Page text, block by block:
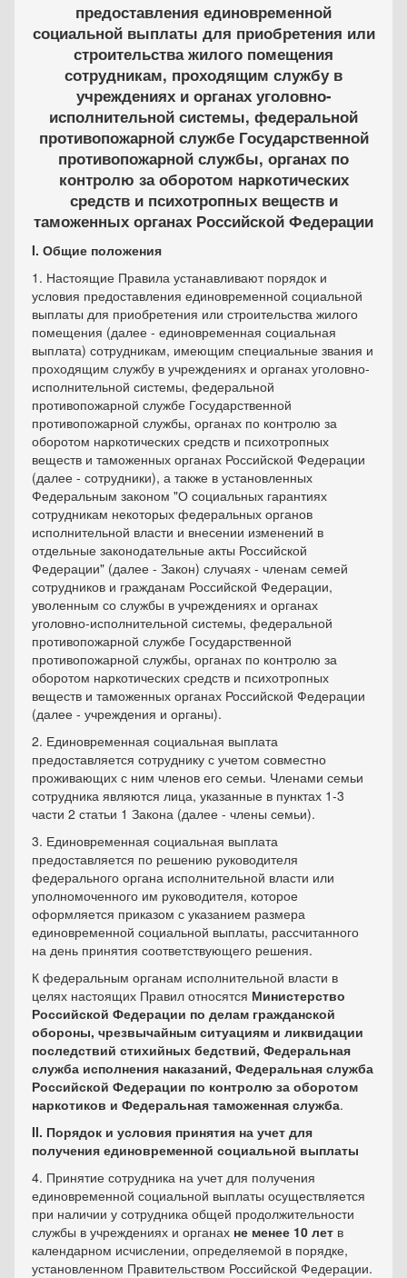
предоставления единовременной
социальной выплаты для приобретения или
строительства жилого помещения
сотрудникам, проходящим службу в
учреждениях и органах уголовно-
исполнительной системы, федеральной
противопожарной службе Государственной
противопожарной службы, органах по
контролю за оборотом наркотических
средств и психотропных веществ и
таможенных органах Российской Федерации
I. Общие положения
1. Настоящие Правила устанавливают порядок и
условия предоставления единовременной социальной
выплаты для приобретения или строительства жилого
помещения (далее - единовременная социальная
выплата) сотрудникам, имеющим специальные звания и
проходящим службу в учреждениях и органах уголовно-
исполнительной системы, федеральной
противопожарной службе Государственной
противопожарной службы, органах по контролю за
оборотом наркотических средств и психотропных
веществ и таможенных органах Российской Федерации
(далее - сотрудники), а также в установленных
Федеральным законом "О социальных гарантиях
сотрудникам некоторых федеральных органов
исполнительной власти и внесении изменений в
отдельные законодательные акты Российской
Федерации" (далее - Закон) случаях - членам семей
сотрудников и гражданам Российской Федерации,
уволенным со службы в учреждениях и органах
уголовно-исполнительной системы, федеральной
противопожарной службе Государственной
противопожарной службы, органах по контролю за
оборотом наркотических средств и психотропных
веществ и таможенных органах Российской Федерации
(далее - учреждения и органы).
2. Единовременная социальная выплата
предоставляется сотруднику с учетом совместно
проживающих с ним членов его семьи. Членами семьи
сотрудника являются лица, указанные в пунктах 1-3
части 2 статьи 1 Закона (далее - члены семьи).
3. Единовременная социальная выплата
предоставляется по решению руководителя
федерального органа исполнительной власти или
уполномоченного им руководителя, которое
оформляется приказом с указанием размера
единовременной социальной выплаты, рассчитанного
на день принятия соответствующего решения.
К федеральным органам исполнительной власти в
целях настоящих Правил относятся Министерство
Российской Федерации по делам гражданской
обороны, чрезвычайным ситуациям и ликвидации
последствий стихийных бедствий, Федеральная
служба исполнения наказаний, Федеральная служба
Российской Федерации по контролю за оборотом
наркотиков и Федеральная таможенная служба.
II. Порядок и условия принятия на учет для
получения единовременной социальной выплаты
4. Принятие сотрудника на учет для получения
единовременной социальной выплаты осуществляется
при наличии у сотрудника общей продолжительности
службы в учреждениях и органах не менее 10 лет в
календарном исчислении, определяемой в порядке,
установленном Правительством Российской Федерации.